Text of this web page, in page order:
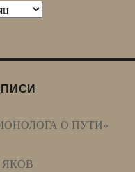
О ПУТИ»